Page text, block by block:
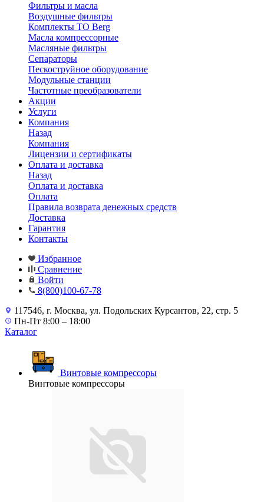
Фильтры и масла
Воздушные фильтры
Комплекты ТО Berg
Масла компрессорные
Масляные фильтры
Сепараторы
Пескоструйное оборудование
Модульные станции
Частотные преобразователи
Акции
Услуги
Компания
Назад
Компания
Лицензии и сертификаты
Оплата и доставка
Назад
Оплата и доставка
Оплата
Правила возврата денежных средств
Доставка
Гарантия
Контакты
Избранное
Сравнение
Войти
8(800)100-67-78
117546, г. Москва, ул. Подольских Курсантов, 22, стр. 5
Пн-Пт 8:00 – 18:00
Каталог
Винтовые компрессоры
Винтовые компрессоры